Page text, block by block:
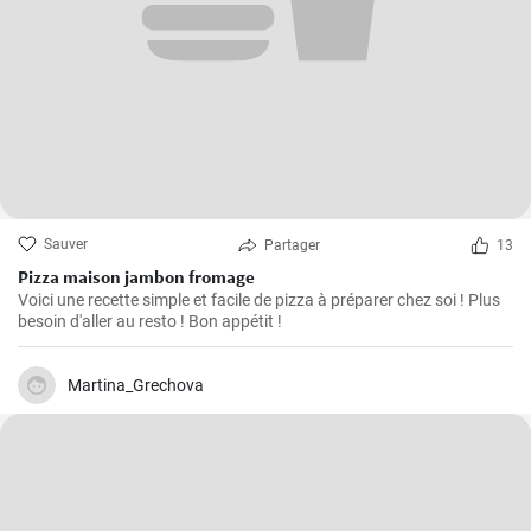
Sauver Partager 13
Pizza maison jambon fromage
Voici une recette simple et facile de pizza à préparer chez soi ! Plus
besoin d'aller au resto ! Bon appétit !
Martina_Grechova